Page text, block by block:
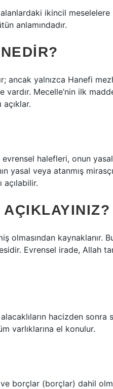
ikincil
anlamındadır.
ancak yalnızca Hanefi
vardır. Mecelle’nin ilk
açıklar.
halefleri, onun
yasal veya atanmış
olmasından kaynaklanır.
Evrensel irade, Allah
hacizden sonra
varlıklarına el konulur.
ve borçlar (borçlar) dahil